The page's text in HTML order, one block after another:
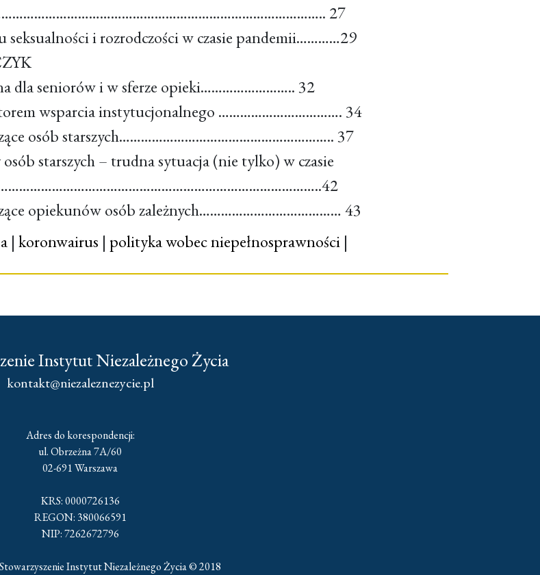
27
seksualności i rozrodczości w czasie pandemii…………29
dla seniorów i w sferze opieki…………………….. 32
wsparcia instytucjonalnego ……………………………. 34
osób starszych………………………………………………….. 37
starszych – trudna sytuacja (nie tylko) w czasie
opiekunów osób zależnych………………………………… 43
| koronwairus | polityka wobec niepełnosprawności|
Instytut Niezależnego Życia
kontakt@niezaleznezycie.pl
Adres do korespondencji:
ul. Obrzeżna 7A/60
02-691 Warszawa
KRS: 0000726136
REGON: 380066591
NIP: 7262672796
Instytut Niezależnego Życia © 2018